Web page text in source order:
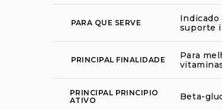
PARA QUE SERVE
suporte
PRINCIPAL FINALIDADE
Para
PRINCIPAL PRINCIPIO
ATIVO
Beta-